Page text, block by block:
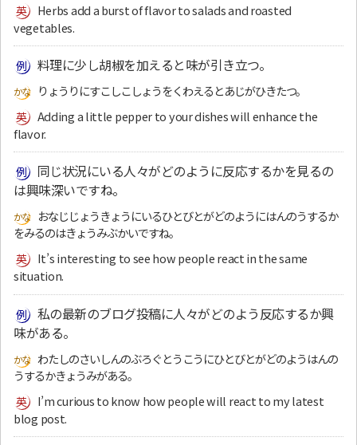
Herbs add a burst of flavor to salads and roasted
vegetables.
料理に少し胡椒を加えると味が引き立つ。
りょうりにすこしこしょうをくわえるとあじがひきたつ。
Adding a little pepper to your dishes will enhance the
flavor.
同じ状況にいる人々がどのように反応するかを見るの
は興味深いですね。
おなじじょうきょうにいるひとびとがどのようにはんのうするか
をみるのはきょうみぶかいですね。
It’s interesting to see how people react in the same
situation.
私の最新のブログ投稿に人々がどのよう反応するか興
味がある。
わたしのさいしんのぶろぐとうこうにひとびとがどのようはんの
うするかきょうみがある。
I’m curious to know how people will react to my latest
blog post.